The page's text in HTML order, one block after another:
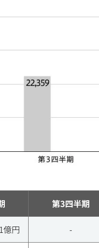
第3四半期
億円 -